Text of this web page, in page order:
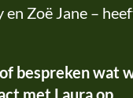
Zoë Jane –
bespreken wat